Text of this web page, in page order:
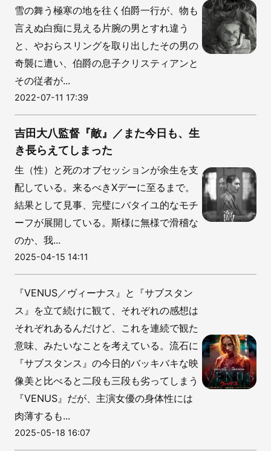
雪の舞う極寒の地を往く伯爵一行が、物も
言えぬ白痴に見える片腕の男とすれ違う
と、やおらスリングを取り出したその男の
奇襲に遭い、伯爵の息子クリスティアンと
その従者が...
2022-07-11 17:39
吉田大八監督『敵』／また今日も、生
き長らえてしまった
生（性）と死のオブセッションが余生を支
配している。来るべきXデーに至るまで。
結果として見事、完璧にバタイユ的なモチ
ーフが展開している。斯様に無様で滑稽な
のか、我...
2025-04-15 14:11
『VENUS／ヴィーナス』と『サブスタン
ス』を立て続けに観て、それぞれの感想は
それぞれあるんだけど、これを連続で観た
意味、みたいなことを考えている。流石に
『サブスタンス』の今日的バッキバキな映
像美と比べると二段も三段も劣ってしまう
『VENUS』だが、主演女優の身体性には
肉薄するも...
2025-05-18 16:07